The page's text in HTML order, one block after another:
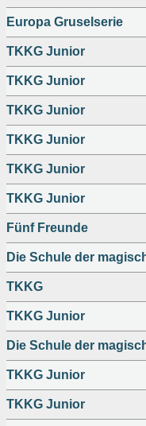
Europa Gruselserie
TKKG Junior
TKKG Junior
TKKG Junior
TKKG Junior
TKKG Junior
TKKG Junior
Fünf Freunde
Die Schule der
TKKG
TKKG Junior
Die Schule der
TKKG Junior
TKKG Junior